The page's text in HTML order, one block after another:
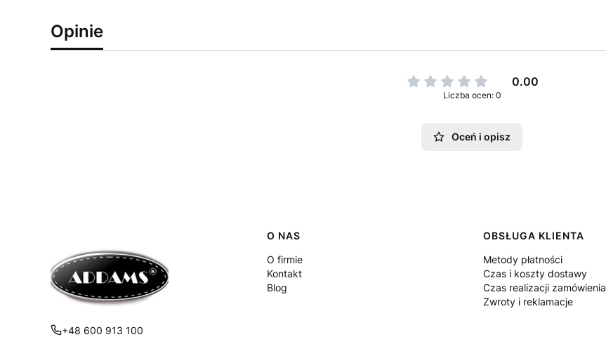
Opinie
0.00
Liczba ocen: 0
Oceń i opisz
+48 600 913 100
Linki w stopce
O NAS
O firmie
Kontakt
Blog
OBSŁUGA KLIENTA
Metody płatności
Czas i koszty dostawy
Czas realizacji zamówienia
Zwroty i reklamacje